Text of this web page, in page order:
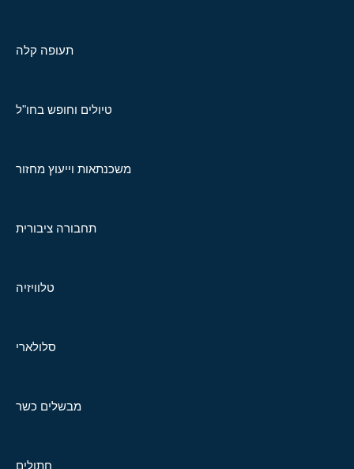
תעופה קלה
טיולים וחופש בחו"ל
משכנתאות וייעוץ מחזור
תחבורה ציבורית
טלוויזיה
סלולארי
מבשלים כשר
חתולים